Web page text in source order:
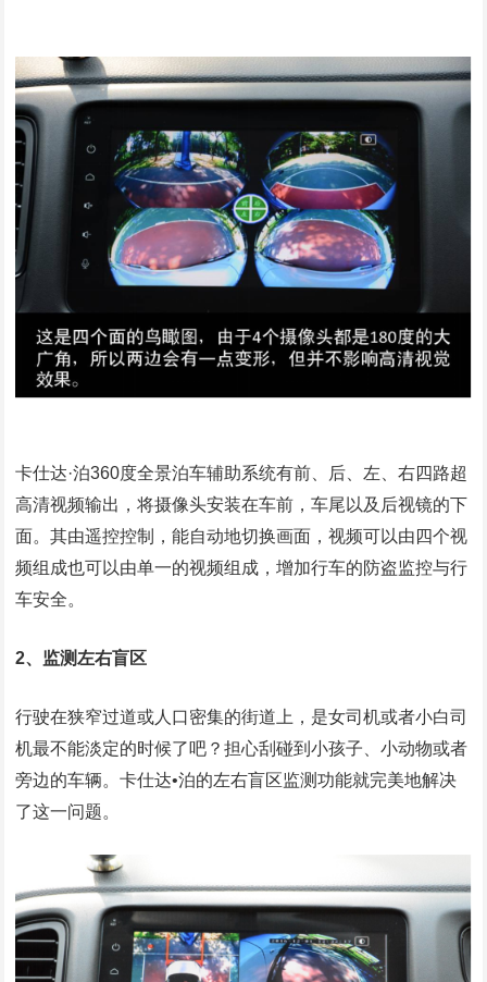
卡仕达·泊360度全景泊车辅助系统有前、后、左、右四路超
高清视频输出，将摄像头安装在车前，车尾以及后视镜的下
面。其由遥控控制，能自动地切换画面，视频可以由四个视
频组成也可以由单一的视频组成，增加行车的防盗监控与行
车安全。
2、监测左右盲区
行驶在狭窄过道或人口密集的街道上，是女司机或者小白司
机最不能淡定的时候了吧？担心刮碰到小孩子、小动物或者
旁边的车辆。卡仕达•泊的左右盲区监测功能就完美地解决
了这一问题。